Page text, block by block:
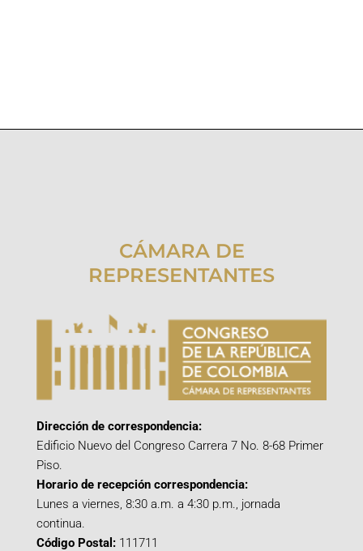
CÁMARA DE
REPRESENTANTES
Dirección de correspondencia:
Edificio Nuevo del Congreso Carrera 7 No. 8-68 Primer
Piso.
Horario de recepción correspondencia:
Lunes a viernes, 8:30 a.m. a 4:30 p.m., jornada
continua.
Código Postal: 111711